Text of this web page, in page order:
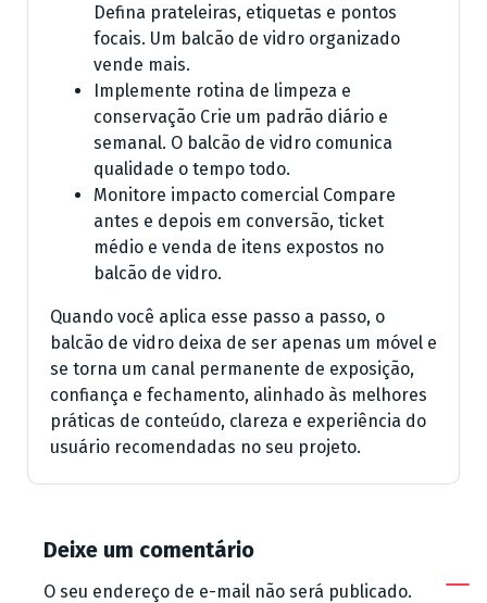
Defina prateleiras, etiquetas e pontos
focais. Um balcão de vidro organizado
vende mais.
Implemente rotina de limpeza e
conservação Crie um padrão diário e
semanal. O balcão de vidro comunica
qualidade o tempo todo.
Monitore impacto comercial Compare
antes e depois em conversão, ticket
médio e venda de itens expostos no
balcão de vidro.
Quando você aplica esse passo a passo, o
balcão de vidro deixa de ser apenas um móvel e
se torna um canal permanente de exposição,
confiança e fechamento, alinhado às melhores
práticas de conteúdo, clareza e experiência do
usuário recomendadas no seu projeto.
Deixe um comentário
O seu endereço de e-mail não será publicado.